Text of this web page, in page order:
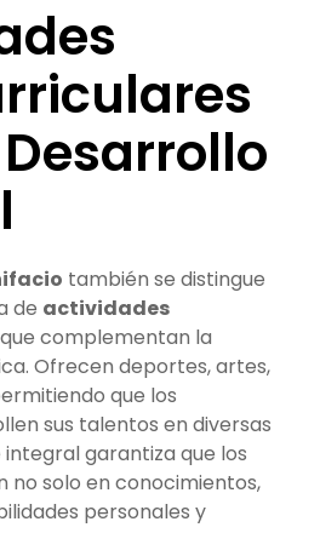
también se distingue
de actividades
que complementan la
Ofrecen deportes, artes,
que los
sus talentos en diversas
garantiza que los
no solo en conocimientos,
personales y